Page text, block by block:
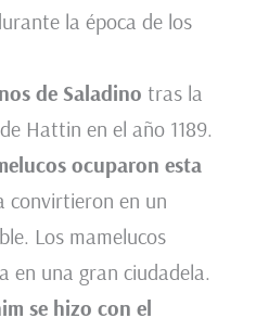
la época de los
de Saladino tras la
Hattin en el año 1189.
ocuparon esta
convirtieron en un
Los mamelucos
en una gran ciudadela.
se hizo con el